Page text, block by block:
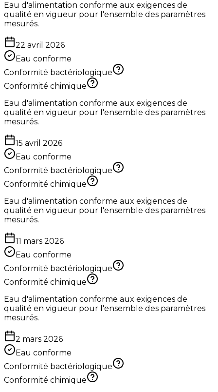
Eau d'alimentation conforme aux exigences de
qualité en vigueur pour l'ensemble des paramètres
mesurés.
22 avril 2026
Eau conforme
Conformité bactériologique
Conformité chimique
Eau d'alimentation conforme aux exigences de
qualité en vigueur pour l'ensemble des paramètres
mesurés.
15 avril 2026
Eau conforme
Conformité bactériologique
Conformité chimique
Eau d'alimentation conforme aux exigences de
qualité en vigueur pour l'ensemble des paramètres
mesurés.
11 mars 2026
Eau conforme
Conformité bactériologique
Conformité chimique
Eau d'alimentation conforme aux exigences de
qualité en vigueur pour l'ensemble des paramètres
mesurés.
2 mars 2026
Eau conforme
Conformité bactériologique
Conformité chimique